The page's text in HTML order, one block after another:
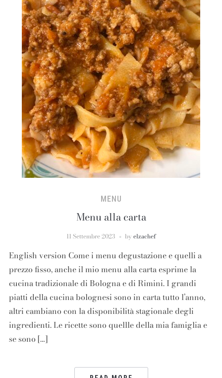
MENU
Menu alla carta
11 Settembre 2023 by elzachef
English version Come i menu degustazione e quelli a
prezzo fisso, anche il mio menu alla carta esprime la
cucina tradizionale di Bologna e di Rimini. I grandi
piatti della cucina bolognesi sono in carta tutto l’anno,
altri cambiano con la disponibilità stagionale degli
ingredienti. Le ricette sono quellle della mia famiglia e
se sono […]